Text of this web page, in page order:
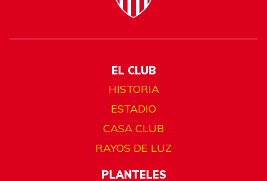
EL CLUB
HISTORIA
ESTADIO
CASA CLUB
RAYOS DE LUZ
PLANTELES